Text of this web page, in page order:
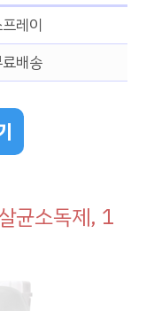
레이
배송
균소독제, 1